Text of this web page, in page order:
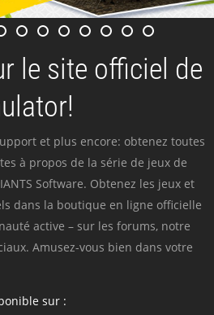
le site officiel de
et plus encore: obtenez toutes
à propos de la série de jeux de
Software. Obtenez les jeux et
dans la boutique en ligne officielle
active – sur les forums, notre
Amusez-vous bien dans votre
sur :